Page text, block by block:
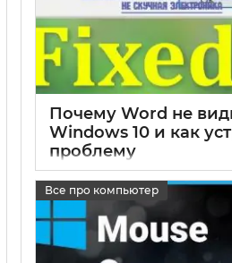
Почему Word не
Windows 10 и как
проблему
Все про компьютер